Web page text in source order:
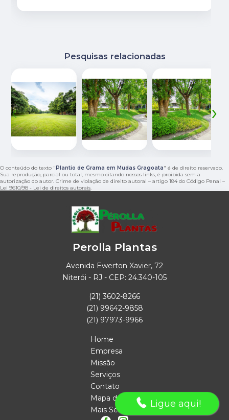
Pesquisas relacionadas
‹ ›
O conteúdo do texto "Plantio de Grama em Mudas Gragoata" é de direito reservado.
Sua reprodução, parcial ou total, mesmo citando nossos links, é proibida sem a
autorização do autor. Crime de violação de direito autoral – artigo 184 do Código Penal –
Lei 9610/98 - Lei de direitos autorais.
Perolla Plantas
Avenida Ewerton Xavier, 72
Niterói - RJ - CEP: 24.340-105
(21) 3602-8266
(21) 99642-9858
(21) 97973-9966
Home
Empresa
Missão
Serviços
Contato
Mapa do site
Mais Serviços
Ligue aqui!